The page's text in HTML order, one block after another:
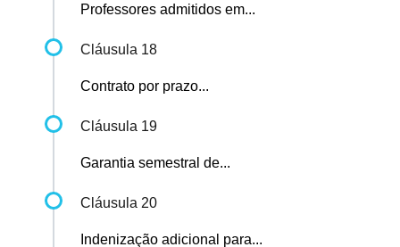
Professores admitidos em...
Cláusula 18
Contrato por prazo...
Cláusula 19
Garantia semestral de...
Cláusula 20
Indenização adicional para...